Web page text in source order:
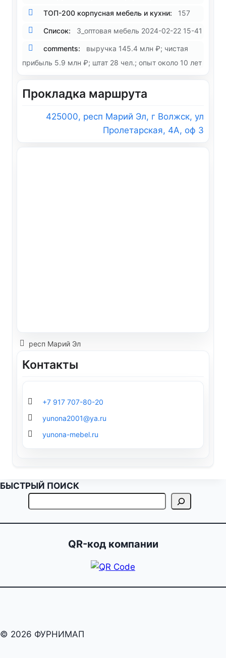
ТОП-200 корпусная мебель и кухни: 157
Список: 3_оптовая мебель 2024-02-22 15-41
comments:
выручка 145.4 млн ₽; чистая
прибыль 5.9 млн ₽; штат 28 чел.; опыт около 10 лет
Прокладка маршрута
425000, респ Марий Эл, г Волжск, ул
Пролетарская, 4А, оф 3
респ Марий Эл
Контакты
+7 917 707-80-20
yunona2001@ya.ru
yunona-mebel.ru
БЫСТРЫЙ ПОИСК
QR-код компании
© 2026 ФУРНИМАП